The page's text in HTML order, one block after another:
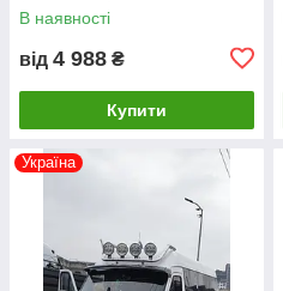
В наявності
від 4 988 ₴
Купити
Україна